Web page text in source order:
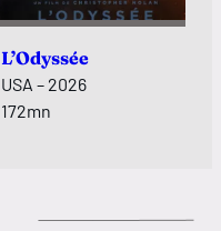
L’Odyssée
USA – 2026
172mn